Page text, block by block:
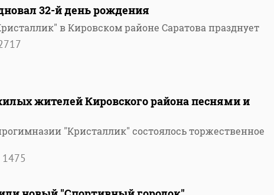
32-й день рождения
в Кировском районе Саратова празднует
жителей Кировского района песнями и
"Кристаллик" состоялось торжественное
1475